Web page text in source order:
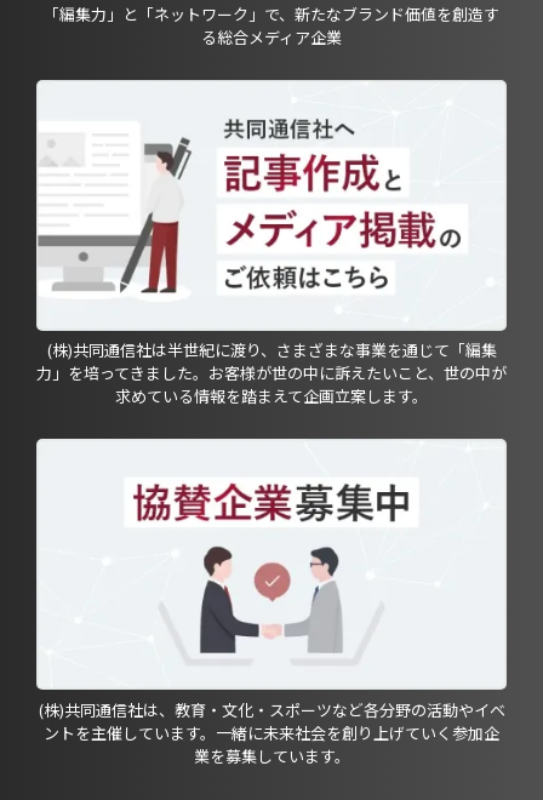
「編集力」と「ネットワーク」で、新たなブランド価値を創造す
る総合メディア企業
(株)共同通信社は半世紀に渡り、さまざまな事業を通じて「編集
力」を培ってきました。お客様が世の中に訴えたいこと、世の中が
求めている情報を踏まえて企画立案します。
(株)共同通信社は、教育・文化・スポーツなど各分野の活動やイベ
ントを主催しています。一緒に未来社会を創り上げていく参加企
業を募集しています。